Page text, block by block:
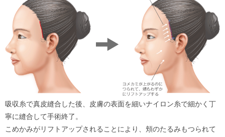
吸収糸で真皮縫合した後、皮膚の表面を細いナイロン糸で細かく丁
寧に縫合して手術終了。
こめかみがリフトアップされることにより、頬のたるみもつられて